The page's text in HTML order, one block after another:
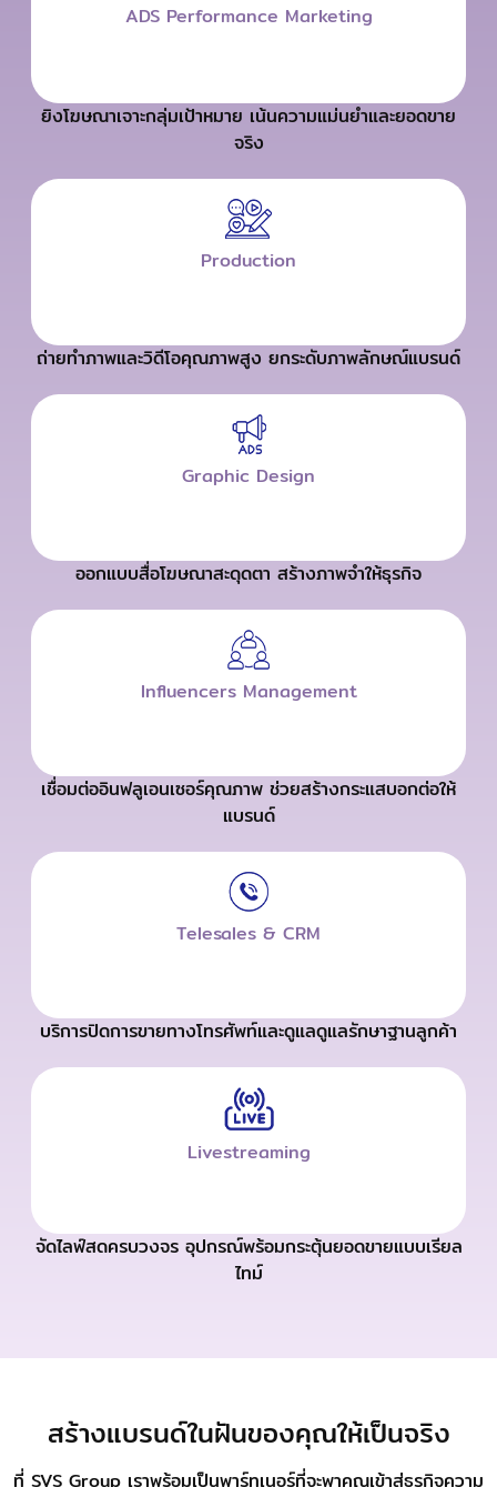
ADS Performance Marketing
ยิงโฆษณาเจาะกลุ่มเป้าหมาย เน้นความแม่นยำและยอดขาย
จริง
Production
ถ่ายทำภาพและวิดีโอคุณภาพสูง ยกระดับภาพลักษณ์แบรนด์
Graphic Design
ออกแบบสื่อโฆษณาสะดุดตา สร้างภาพจำให้ธุรกิจ
Influencers Management
เชื่อมต่ออินฟลูเอนเซอร์คุณภาพ ช่วยสร้างกระแสบอกต่อให้
แบรนด์
Telesales & CRM
บริการปิดการขายทางโทรศัพท์และดูแลดูแลรักษาฐานลูกค้า
Livestreaming
จัดไลฟ์สดครบวงจร อุปกรณ์พร้อมกระตุ้นยอดขายแบบเรียล
ไทม์
สร้างแบรนด์ในฝันของคุณให้เป็นจริง
ที่ SVS Group เราพร้อมเป็นพาร์ทเนอร์ที่จะพาคุณเข้าสู่ธุรกิจความ